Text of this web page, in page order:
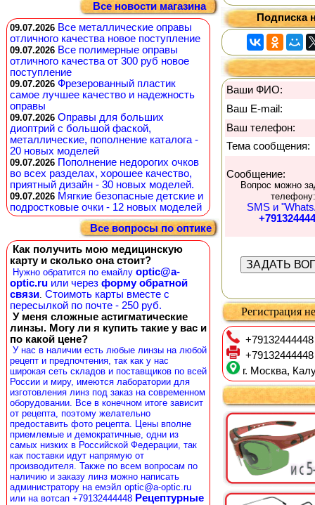
Все новости магазина
09.07.2026 Все металлические оправы
отличного качества новое поступление
09.07.2026 Все полимерные оправы
отличного качества от 300 руб новое
поступление
09.07.2026 Фрезерованный пластик
самое лучшее качество и надежность
оправы
09.07.2026 Оправы для больших
диоптрий с большой фаской,
металлические, пополнение каталога -
20 новых моделей
09.07.2026 Пополнение недорогих очков
во всех разделах, хорошее качество,
приятный дизайн - 30 новых моделей.
09.07.2026 Мягкие безопасные детские и
подростковые очки - 12 новых моделей
Все вопросы по оптике
Как получить мою медицинскую
карту и сколько она стоит?
Нужно обратится по емайлу optic@a-
optic.ru или через форму обратной
связи. Стоимоть карты вместе с
пересылкой по почте - 250 руб.
У меня сложные астигматические
линзы. Могу ли я купить такие у вас и
по какой цене?
У нас в наличии есть любые линзы на любой
рецепт и предпочтения, так как у нас
широкая сеть складов и поставщиков по всей
России и миру, имеются лаборатории для
изготовления линз под заказ на современном
оборудовании. Все в конечном итоге зависит
от рецепта, поэтому желательно
предоставить фото рецепта. Цены вполне
приемлемые и демократичные, одни из
самых низких в Российской Федерации, так
как поставки идут напрямую от
производителя. Также по всем вопросам по
наличию и заказу линз можно написать
администратору на емэйл optic@a-optic.ru
или на вотсап +79132444448 Рецептурные
Подписка
Ваши ФИО:
Ваш E-mail:
Ваш телефон:
Тема сообщения:
Сообщение:
Вопрос можно
телефону:
SMS и
Регистрация
+79132444448
+79132444448
г. Москва,